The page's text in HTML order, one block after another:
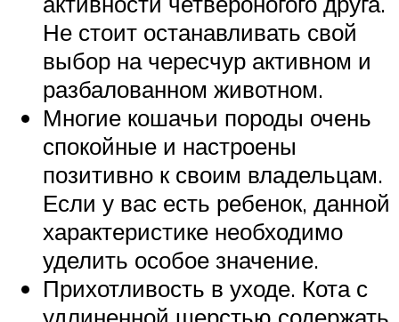
Не стоит останавливать свой
выбор на чересчур активном и
разбалованном животном.
Многие кошачьи породы очень
спокойные и настроены
позитивно к своим владельцам.
Если у вас есть ребенок, данной
характеристике необходимо
уделить особое значение.
Прихотливость в уходе. Кота с